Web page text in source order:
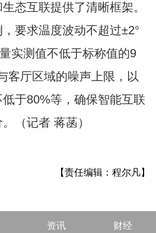
态互联提供了清晰框架。
要求温度波动不超过±2°
实测值不低于标称值的9
客厅区域的噪声上限，以
于80%等，确保智能互联
（记者 蒋菡）
【责任编辑：程尔凡】
资讯 财经